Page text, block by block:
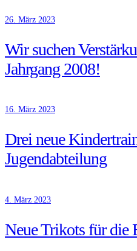
26. März 2023
Wir suchen
Jahrgang 2008!
16. März 2023
Drei neue
Jugendabteilung
4. März 2023
Neue Trikots für die